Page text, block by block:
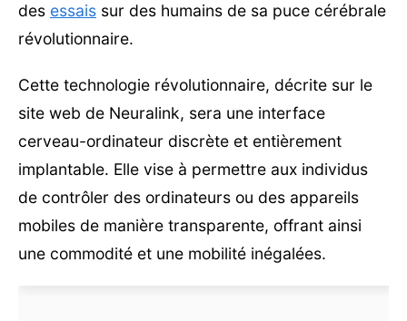
des essais sur des humains de sa puce cérébrale
révolutionnaire.
Cette technologie révolutionnaire, décrite sur le
site web de Neuralink, sera une interface
cerveau-ordinateur discrète et entièrement
implantable. Elle vise à permettre aux individus
de contrôler des ordinateurs ou des appareils
mobiles de manière transparente, offrant ainsi
une commodité et une mobilité inégalées.